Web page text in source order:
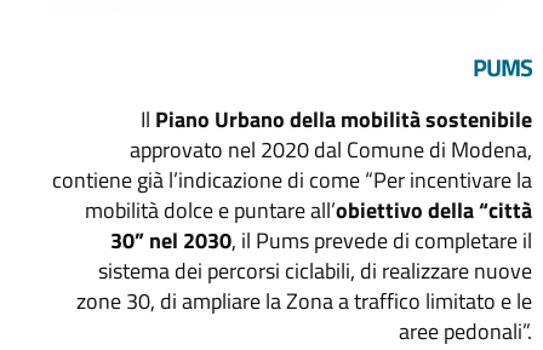
PUMS
Il Piano Urbano della mobilità sostenibile
approvato nel 2020 dal Comune di Modena,
contiene già l’indicazione di come “Per incentivare la
mobilità dolce e puntare all’obiettivo della “città
30” nel 2030, il Pums prevede di completare il
sistema dei percorsi ciclabili, di realizzare nuove
zone 30, di ampliare la Zona a traffico limitato e le
aree pedonali”.